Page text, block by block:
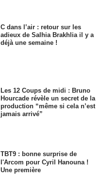
C dans l’air : retour sur les
adieux de Salhia Brakhlia il y a
déjà une semaine !
Les 12 Coups de midi : Bruno
Hourcade révèle un secret de la
production “même si cela n’est
jamais arrivé”
TBT9 : bonne surprise de
l'Arcom pour Cyril Hanouna !
Une première